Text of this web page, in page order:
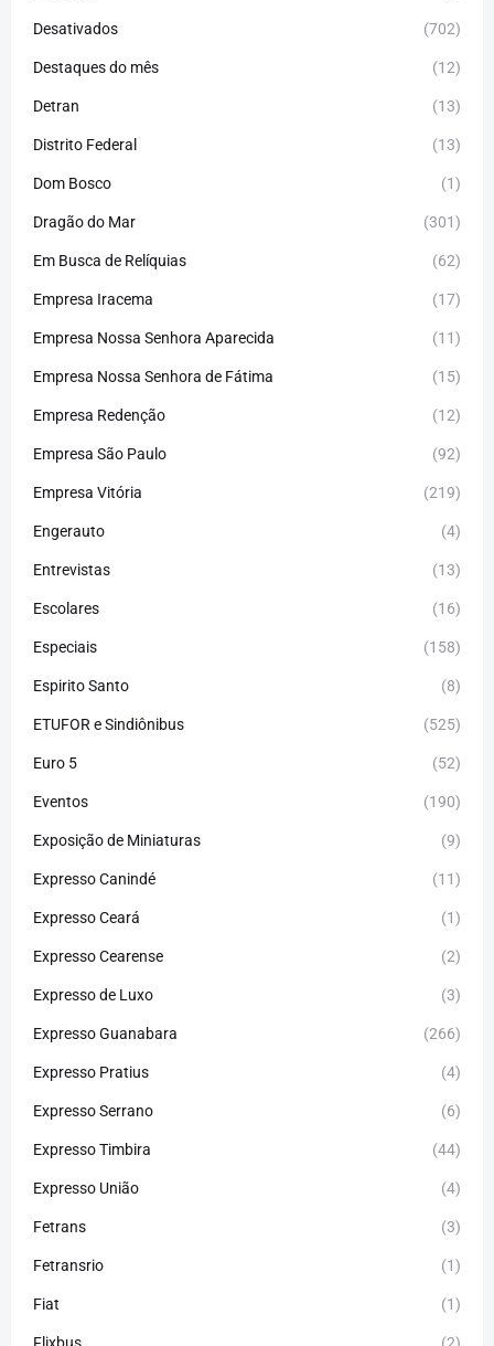
Desativados (702)
Destaques do mês (12)
Detran (13)
Distrito Federal (13)
Dom Bosco (1)
Dragão do Mar (301)
Em Busca de Relíquias (62)
Empresa Iracema (17)
Empresa Nossa Senhora Aparecida (11)
Empresa Nossa Senhora de Fátima (15)
Empresa Redenção (12)
Empresa São Paulo (92)
Empresa Vitória (219)
Engerauto (4)
Entrevistas (13)
Escolares (16)
Especiais (158)
Espirito Santo (8)
ETUFOR e Sindiônibus (525)
Euro 5 (52)
Eventos (190)
Exposição de Miniaturas (9)
Expresso Canindé (11)
Expresso Ceará (1)
Expresso Cearense (2)
Expresso de Luxo (3)
Expresso Guanabara (266)
Expresso Pratius (4)
Expresso Serrano (6)
Expresso Timbira (44)
Expresso União (4)
Fetrans (3)
Fetransrio (1)
Fiat (1)
Flixbus (2)